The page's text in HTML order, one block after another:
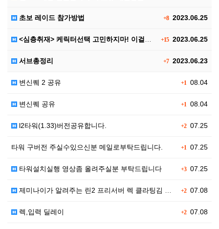
+82023.06.25
초보 레이드 참가방법
+152023.06.25
<심층취재> 케릭터선택 고민하지마! 이걸로 끝!! 신규…
+72023.06.23
서브총정리
+1 08.04
변신퀘 2 공유
+1 08.04
변신퀘 공유
+207.25
l2타워(1.33)버전공유합니다.
+1 07.25
타워 구버전 주실수있으신분 메일로부탁드립니다.
+307.25
타워설치실행 영상좀 올려주실분 부탁드립니다
+207.08
제미나이가 알려주는 린2 프리서버 렉 클라팅김 대처법입…
+207.08
렉,입력 딜레이